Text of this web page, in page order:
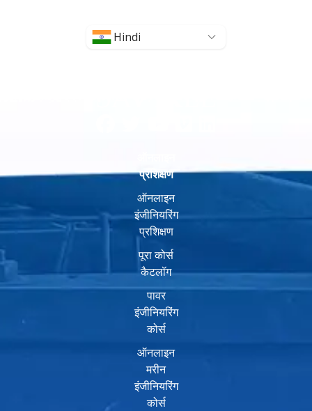
Hindi
प्रशिक्षण
ऑनलाइन
इंजीनियरिंग
प्रशिक्षण
पूरा कोर्स
कैटलॉग
पावर
इंजीनियरिंग
कोर्स
ऑनलाइन
मरीन
इंजीनियरिंग
कोर्स